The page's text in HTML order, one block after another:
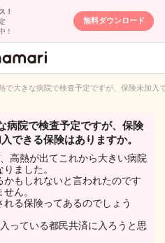
！
！
無料ダウンロード
匿名QA
で大きな病院で検査予定ですが、保険未加入
病院で検査予定ですが、保険
できる保険はありますか。
高熱が出てこれから大きい病院
ました。
もしれないと言われたのです
ん。
る保険ってあるのでしょう
っている都民共済に入ろうと思